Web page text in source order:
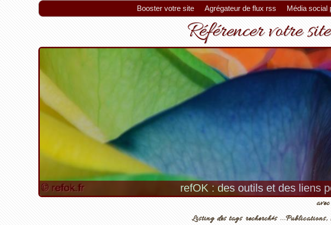
Booster votre site Agrégateur de flux rss Média social
Référencer votre
refOK : des outils et des liens
Listing des tags recherchés